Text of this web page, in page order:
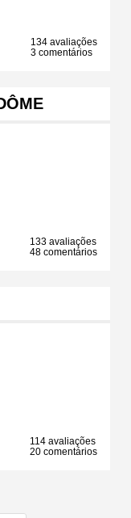
134 avaliações
3 comentários
133 avaliações
48 comentários
114 avaliações
20 comentários